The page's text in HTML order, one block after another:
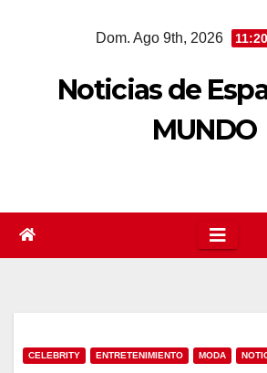
Dom. Ago 9th, 2026
Noticias de
MUNDO
CELEBRITY ENTRETENIMIENTO MODA